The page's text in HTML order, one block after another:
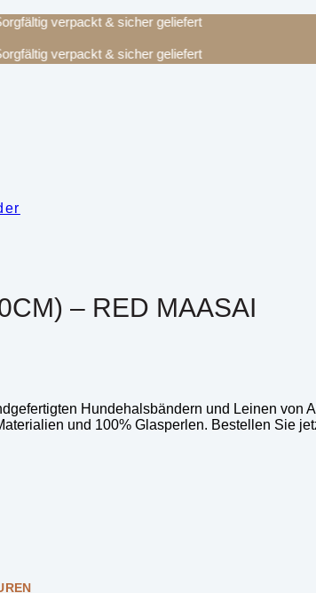
verpackt & sicher geliefert
verpackt & sicher geliefert
– RED MAASAI
Hundehalsbändern und Leinen von
und 100% Glasperlen. Bestellen Sie